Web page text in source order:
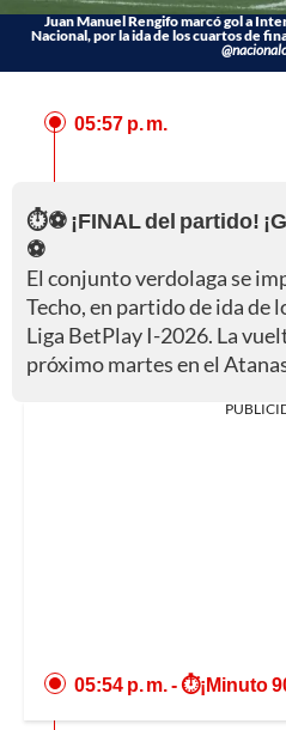
Juan Manuel Rengifo marcó gol a
Nacional, por la ida de los cuartos de
05:57 p. m.
⏱️⚽ ¡FINAL del partido!
⚽
El conjunto verdolaga se
Techo, en partido de ida de
Liga BetPlay I-2026. La
próximo martes en el
05:54 p. m.- ⏱️¡Minuto